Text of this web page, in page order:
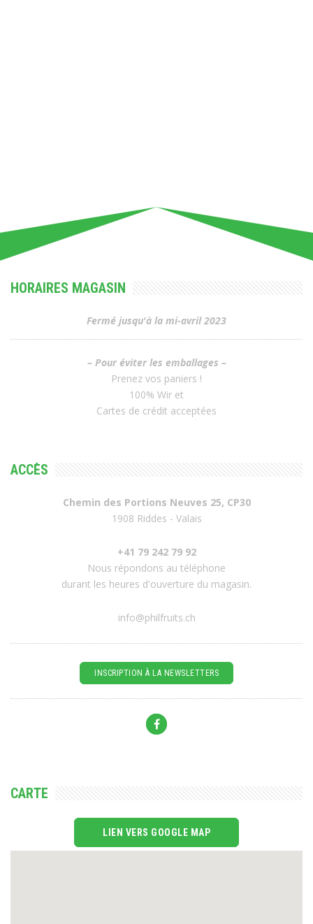
HORAIRES MAGASIN
Fermé jusqu'à la mi-avril 2023
– Pour éviter les emballages –
Prenez vos paniers !
100% Wir et
Cartes de crédit acceptées
ACCÈS
Chemin des Portions Neuves 25, CP30
1908 Riddes - Valais
+41 79 242 79 92
Nous répondons au téléphone
durant les heures d'ouverture du magasin.
info@philfruits.ch
INSCRIPTION À LA NEWSLETTERS
CARTE
LIEN VERS GOOGLE MAP